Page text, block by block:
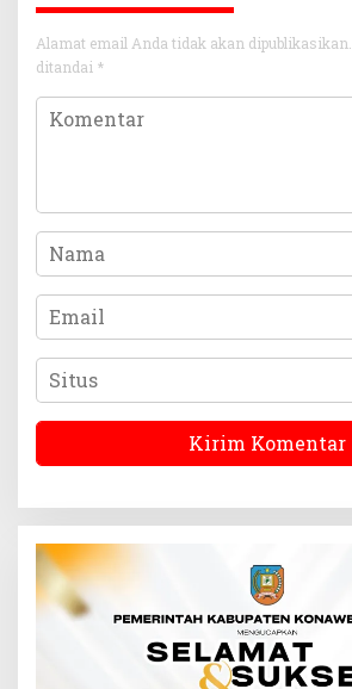
Alamat email Anda tidak akan dipublikasikan.
ditandai *